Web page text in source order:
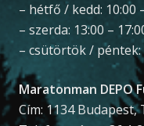
– hétfő / kedd: 10:00
– szerda: 13:00 –
– csütörtök / péntek:
Maratonman DEPO
Cím: 1134 Budapest,